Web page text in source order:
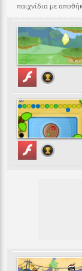
παιχνίδια με